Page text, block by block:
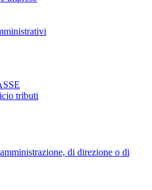
tributi
di direzione o di